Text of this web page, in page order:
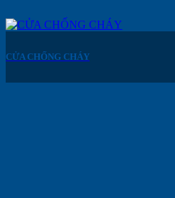
CỬA CHỐNG CHÁY